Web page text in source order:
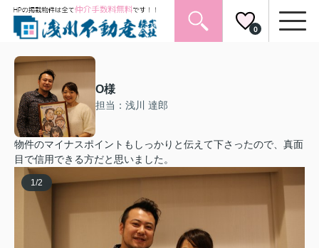
0
O様
担当：浅川 達郎
物件のマイナスポイントもしっかりと伝えて下さったので、真面
目で信用できる方だと思いました。
1 /2